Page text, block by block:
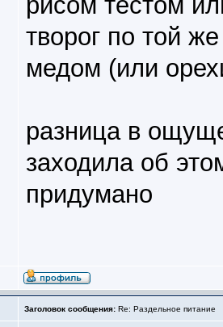
творог по той
медом (или
разница в
заходила об
придумано
Заголовок сообщения: Re: Раздельное питание